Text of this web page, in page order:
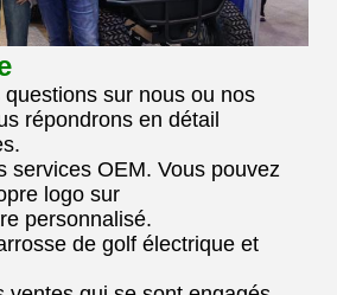
sur nous ou nos
répondrons en détail
services OEM. Vous pouvez
logo sur
personnalisé.
de golf électrique et